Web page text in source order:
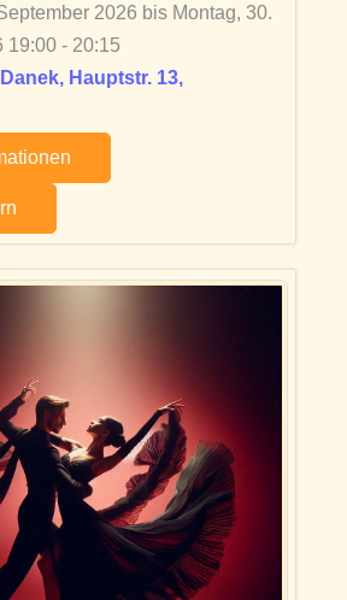
2026 bis Montag, 30.
19:00 - 20:15
Hauptstr. 13,